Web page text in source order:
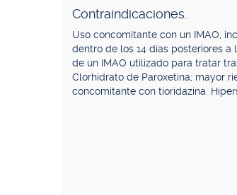
Contraindicaciones.
Uso concomitante con un IMAO,
dentro de los 14 días posteriores
de un IMAO utilizado para tratar
Clorhidrato de Paroxetina; mayor
concomitante con tioridazina.